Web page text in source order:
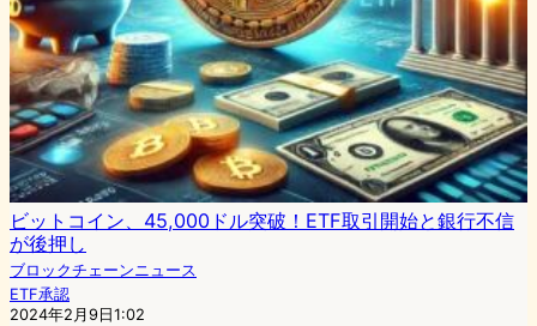
ビットコイン、45,000ドル突破！ETF取引開始と銀行不信
が後押し
ブロックチェーンニュース
ETF承認
2024年2月9日1:02